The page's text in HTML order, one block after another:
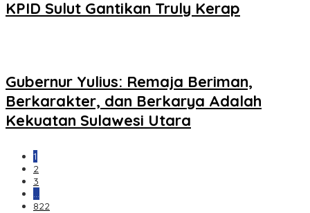
KPID Sulut Gantikan Truly Kerap
Gubernur Yulius: Remaja Beriman,
Berkarakter, dan Berkarya Adalah
Kekuatan Sulawesi Utara
1
2
3
…
822